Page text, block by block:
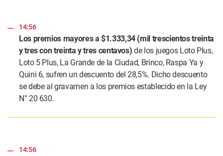
14:56
Los premios mayores a $1.333,34 (mil trescientos treinta
y tres con treinta y tres centavos) de los juegos Loto Plus,
Loto 5 Plus, La Grande de la Ciudad, Brinco, Raspa Ya y
Quini 6, sufren un descuento del 28,5%. Dicho descuento
se debe al gravamen a los premios establecido en la Ley
N° 20 630.
14:56